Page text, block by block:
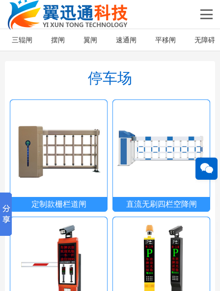
三辊闸 摆闸 翼闸 速通闸 平移闸 无障碍
停车场
定制款栅栏道闸 直流无刷四栏空降闸